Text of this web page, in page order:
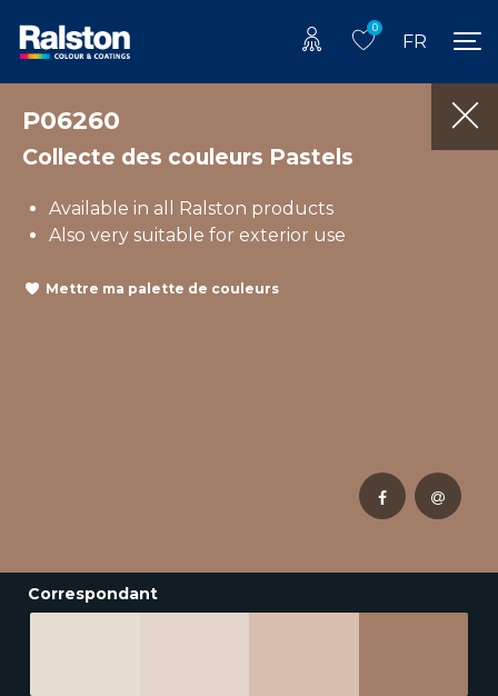
0
FR
P06260
Collecte des couleurs Pastels
Available in all Ralston products
Also very suitable for exterior use
Mettre ma palette de couleurs
Correspondant